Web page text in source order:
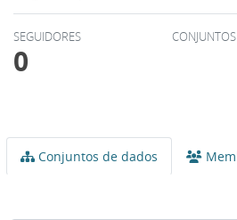
SEGUIDORES
0
Conjuntos de dados